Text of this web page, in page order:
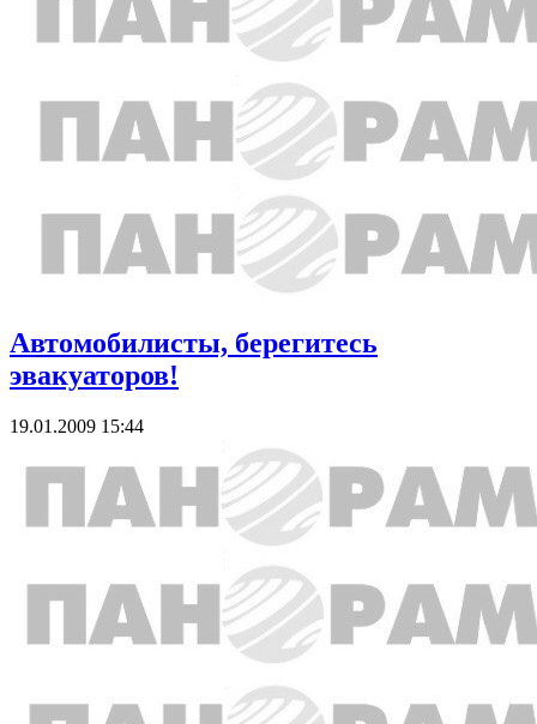
Автомобилисты, берегитесь
эвакуаторов!
19.01.2009 15:44